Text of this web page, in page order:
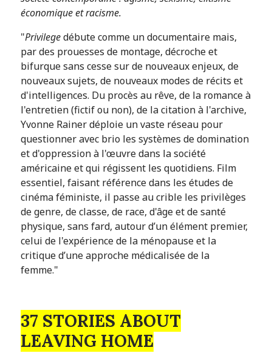
économique et racisme.
"Privilegedébute comme un documentaire mais,
par des prouesses de montage, décroche et
bifurque sans cesse sur de nouveaux enjeux, de
nouveaux sujets, de nouveaux modes de récits et
d'intelligences. Du procès au rêve, de la romance à
l'entretien (fictif ou non), de la citation à l'archive,
Yvonne Rainer déploie un vaste réseau pour
questionner avec brio les systèmes de domination
et d'oppression à l'œuvre dans la société
américaine et qui régissent les quotidiens. Film
essentiel, faisant référence dans les études de
cinéma féministe, il passe au crible les privilèges
de genre, de classe, de race, d'âge et de santé
physique, sans fard, autour d’un élément premier,
celui de l'expérience de la ménopause et la
critique d’une approche médicalisée de la
femme."
37 STORIES ABOUT
LEAVING HOME